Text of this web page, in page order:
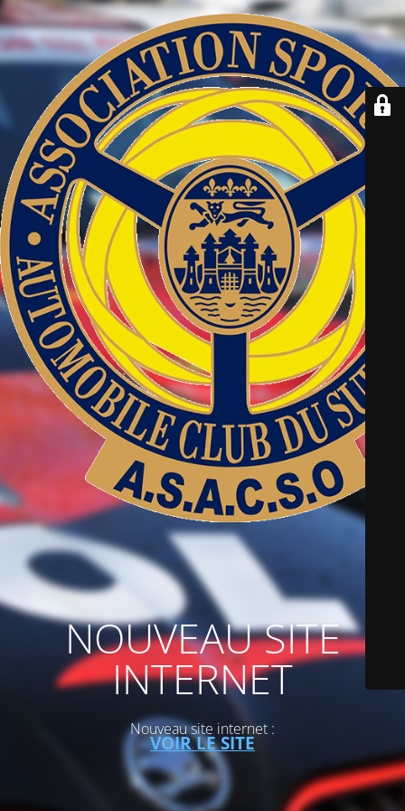
NOUVEAU SITE
INTERNET
Nouveau site internet :
VOIR LE SITE